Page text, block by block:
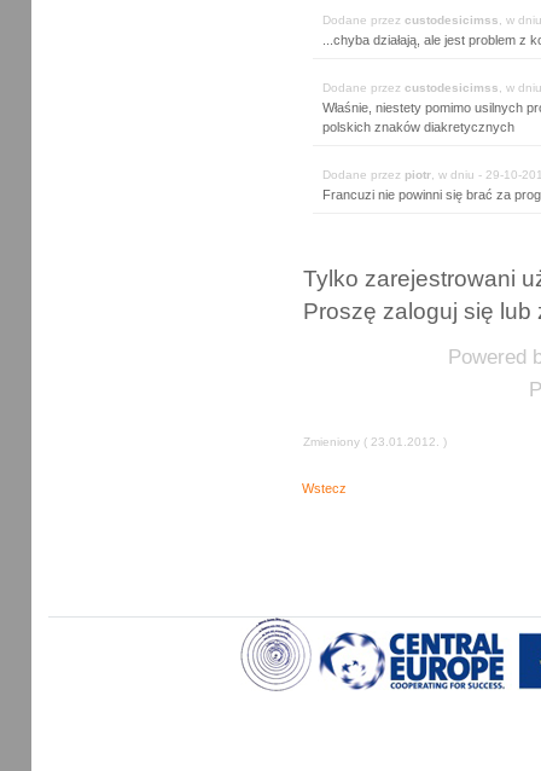
Dodane przezcustodesicimss
...chyba działają, ale jest problem z
Dodane przezcustodesicimss
Właśnie, niestety pomimo usilnych
polskich znaków diakretycznych
Dodane przez piotr , w dniu -
Francuzi nie powinni się brać za
Tylko zarejestrowani
Proszę zaloguj się lub
Powered
Zmieniony ( 23.01.2012. )
Wstecz